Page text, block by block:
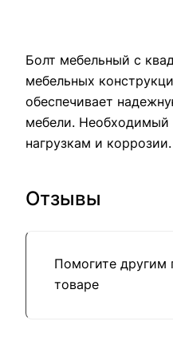
Болт мебельный с
мебельных
обеспечивает
мебели. Необходимый
нагрузкам и
Отзывы
Помогите другим
товаре